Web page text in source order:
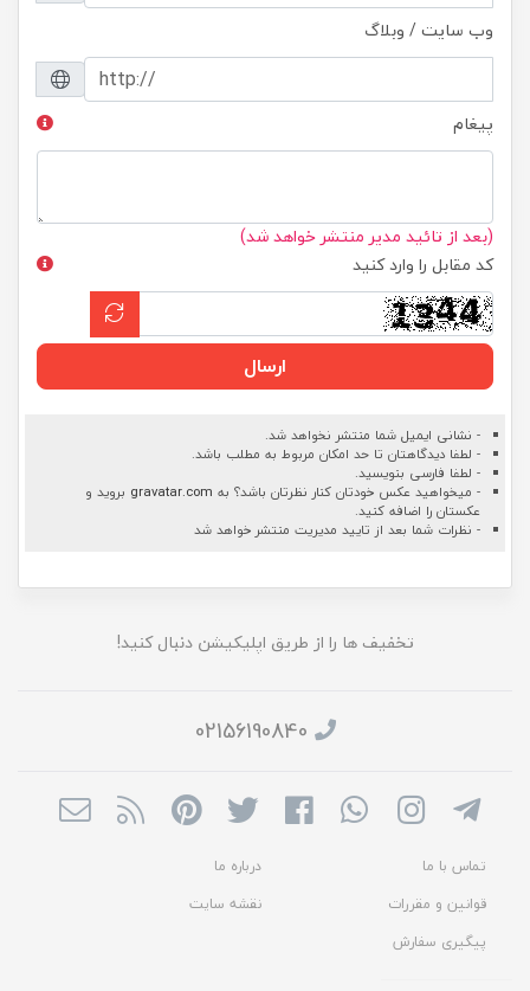
وب سایت / وبلاگ
پیغام
(بعد از تائید مدیر منتشر خواهد شد)
کد مقابل را وارد کنید
ارسال
- نشانی ایمیل شما منتشر نخواهد شد.
- لطفا دیدگاهتان تا حد امکان مربوط به مطلب باشد.
- لطفا فارسی بنویسید.
- میخواهید عکس خودتان کنار نظرتان باشد؟ به gravatar.com بروید و
عکستان را اضافه کنید.
- نظرات شما بعد از تایید مدیریت منتشر خواهد شد
تخفیف ها را از طریق اپلیکیشن دنبال کنید!
02156190840
تماس با ما
درباره ما
قوانین و مقررات
نقشه سایت
پیگیری سفارش